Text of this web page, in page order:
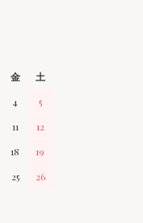
金
土
4
5
11
12
18
19
25
26